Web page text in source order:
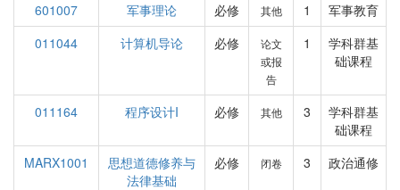
601007 军事理论 必修 其他 1
军事教育
011044
计算机导论 必修
论文
或报
告
1
学科群基
础课程
011164 程序设计I 必修 其他 3
学科群基
础课程
MARX1001
思想道德修养与
法律基础
必修 闭卷 3 政治通修